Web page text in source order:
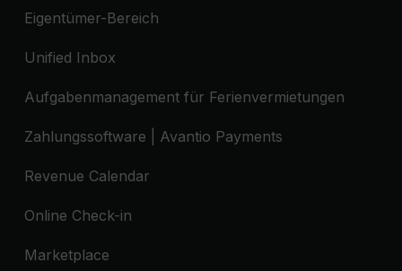
Eigentümer-Bereich
Unified Inbox
Aufgabenmanagement für Ferienvermietungen
Zahlungssoftware | Avantio Payments
Revenue Calendar
Online Check-in
Marketplace